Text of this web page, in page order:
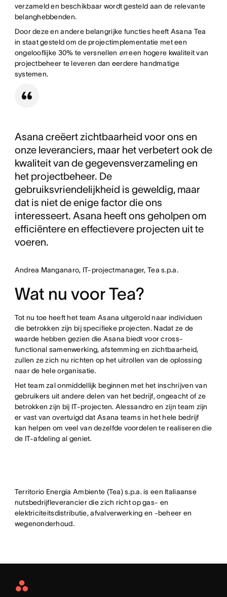
verzameld en beschikbaar wordt gesteld aan de relevante
belanghebbenden.
Door deze en andere belangrijke functies heeft Asana Tea
in staat gesteld om de projectimplementatie met een
ongelooflijke 30% te versnellen eneen hogere kwaliteit van
projectbeheer te leveren dan eerdere handmatige
systemen.
Asana creëert zichtbaarheid voor ons en
onze leveranciers, maar het verbetert ook de
kwaliteit van de gegevensverzameling en
het projectbeheer. De
gebruiksvriendelijkheid is geweldig, maar
dat is niet de enige factor die ons
interesseert. Asana heeft ons geholpen om
efficiëntere en effectievere projecten uit te
voeren.
Andrea Manganaro, IT-projectmanager, Tea s.p.a.
Wat nu voor Tea?
Tot nu toe heeft het team Asana uitgerold naar individuen
die betrokken zijn bij specifieke projecten. Nadat ze de
waarde hebben gezien die Asana biedt voor cross-
functional samenwerking, afstemming en zichtbaarheid,
zullen ze zich nu richten op het uitrollen van de oplossing
naar de hele organisatie.
Het team zal onmiddellijk beginnen met het inschrijven van
gebruikers uit andere delen van het bedrijf, ongeacht of ze
betrokken zijn bij IT-projecten. Alessandro en zijn team zijn
er vast van overtuigd dat Asana teams in het hele bedrijf
kan helpen om veel van dezelfde voordelen te realiseren die
de IT-afdeling al geniet.
Territorio Energia Ambiente (Tea) s.p.a. is een Italiaanse
nutsbedrijfleverancier die zich richt op gas- en
elektriciteitsdistributie, afvalverwerking en -beheer en
wegenonderhoud.
Asana